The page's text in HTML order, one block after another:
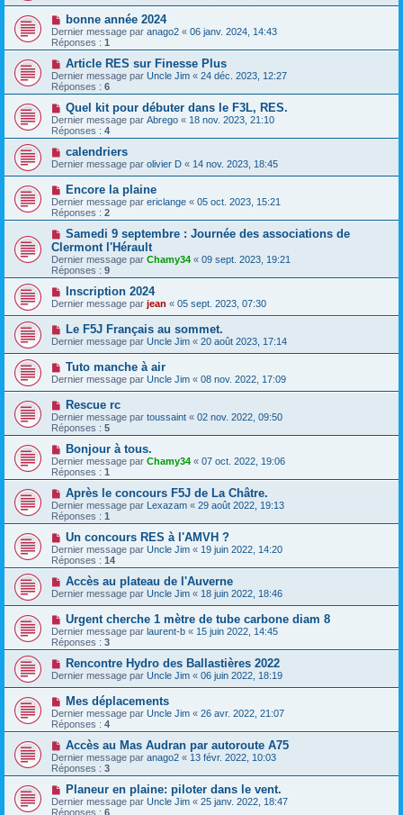
bonne année 2024
Dernier message par anago2 « 06 janv. 2024, 14:43
Réponses : 1
Article RES sur Finesse Plus
Dernier message par Uncle Jim « 24 déc. 2023, 12:27
Réponses : 6
Quel kit pour débuter dans le F3L, RES.
Dernier message par Abrego « 18 nov. 2023, 21:10
Réponses : 4
calendriers
Dernier message par olivier D « 14 nov. 2023, 18:45
Encore la plaine
Dernier message par ericlange « 05 oct. 2023, 15:21
Réponses : 2
Samedi 9 septembre : Journée des associations de
Clermont l'Hérault
Dernier message par Chamy34 « 09 sept. 2023, 19:21
Réponses : 9
Inscription 2024
Dernier message par jean « 05 sept. 2023, 07:30
Le F5J Français au sommet.
Dernier message par Uncle Jim « 20 août 2023, 17:14
Tuto manche à air
Dernier message par Uncle Jim « 08 nov. 2022, 17:09
Rescue rc
Dernier message par toussaint « 02 nov. 2022, 09:50
Réponses : 5
Bonjour à tous.
Dernier message par Chamy34 « 07 oct. 2022, 19:06
Réponses : 1
Après le concours F5J de La Châtre.
Dernier message par Lexazam « 29 août 2022, 19:13
Réponses : 1
Un concours RES à l'AMVH ?
Dernier message par Uncle Jim « 19 juin 2022, 14:20
Réponses : 14
Accès au plateau de l'Auverne
Dernier message par Uncle Jim « 18 juin 2022, 18:46
Urgent cherche 1 mètre de tube carbone diam 8
Dernier message par laurent-b « 15 juin 2022, 14:45
Réponses : 3
Rencontre Hydro des Ballastières 2022
Dernier message par Uncle Jim « 06 juin 2022, 18:19
Mes déplacements
Dernier message par Uncle Jim « 26 avr. 2022, 21:07
Réponses : 4
Accès au Mas Audran par autoroute A75
Dernier message par anago2 « 13 févr. 2022, 10:03
Réponses : 3
Planeur en plaine: piloter dans le vent.
Dernier message par Uncle Jim « 25 janv. 2022, 18:47
Réponses : 6